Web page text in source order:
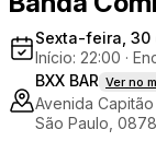
Sexta-feira,
Início: 22:00 ·
BXX BAR Ver no
Avenida
São Paulo,